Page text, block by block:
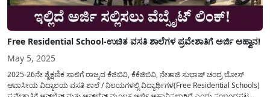
Free Residential School-ಉಚಿತ ವಸತಿ ಶಾಲೆಗಳ ಪ್ರವೇಶಾತಿಗೆ ಅರ್ಜಿ ಆಹ್ವಾನ!
May 5, 2025
2025-26ನೇ ಶೈಕ್ಷಣಿಕ ಸಾಲಿಗೆ ರಾಜ್ಯದ ಕೆಜಿಬಿವಿ, ಕೆಕೆಜಿಬಿವಿ, ನೇತಾಜಿ ಸುಭಾಷ್ ಚಂದ್ರ ಬೋಸ್
ಆವಾಸೀಯ ವಿದ್ಯಾಲಯ ವಸತಿ ಶಾಲೆ / ನಿಲಯಗಳಲ್ಲಿ ವಿದ್ಯಾರ್ಥಿಗಳ(Free Residential Schools)